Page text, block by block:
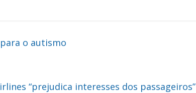
o autismo
“prejudica interesses dos passageiros”